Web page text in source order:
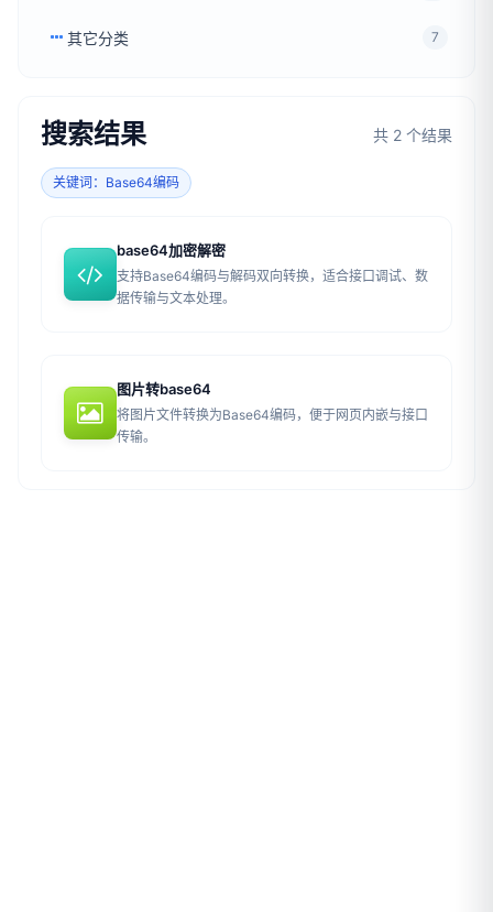
其它分类 7
搜索结果 共 2 个结果
关键词：Base64编码
base64加密解密
支持Base64编码与解码双向转换，适合接口调试、数
据传输与文本处理。
图片转base64
将图片文件转换为Base64编码，便于网页内嵌与接口
传输。